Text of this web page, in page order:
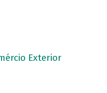
Exterior